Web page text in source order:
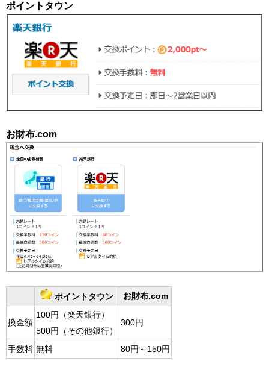
ポイントタウン
お財布.com
ポイントタウン お財布.com
換金額
100円（楽天銀行）
500円（その他銀行）
300円
手数料 無料 80円～150円